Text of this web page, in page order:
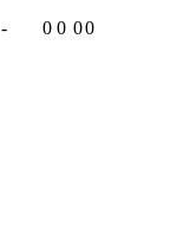
- 0 0 00